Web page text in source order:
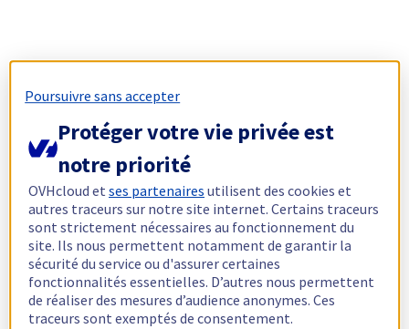
Poursuivre sans accepter
Protéger votre vie privée est
notre priorité
OVHcloud etses partenaires utilisent des cookies et
autres traceurs sur notre site internet. Certains traceurs
sont strictement nécessaires au fonctionnement du
site. Ils nous permettent notamment de garantir la
sécurité du service ou d'assurer certaines
fonctionnalités essentielles. D’autres nous permettent
de réaliser des mesures d’audience anonymes. Ces
traceurs sont exemptés de consentement.